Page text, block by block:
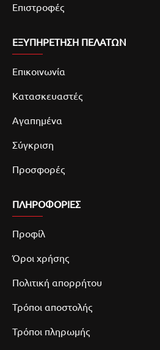
Επιστροφές
ΕΞΥΠΗΡΕΤΗΣΗ ΠΕΛΑΤΩΝ
Επικοινωνία
Κατασκευαστές
Αγαπημένα
Σύγκριση
Προσφορές
ΠΛΗΡΟΦΟΡΙΕΣ
Προφίλ
Όροι χρήσης
Πολιτική απορρήτου
Τρόποι αποστολής
Τρόποι πληρωμής